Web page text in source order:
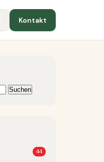
Kontakt
44